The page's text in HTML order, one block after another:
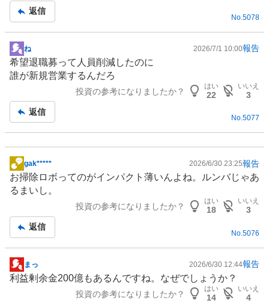
返信
No. 5078
掲
示
板
ね 2026/7/1 10:00報告
希望退職募って人員削減したのに
誰が新規営業するんだろ
投資の参考になりましたか？
はい
22
いいえ
3
返信
No.5077
掲
示
板
gak***** 2026/6/30 23:25報告
お掃除ロボってのがインパクト薄いんよね。ルンバじゃあ
るまいし。
投資の参考になりましたか？
はい
18
いいえ
3
返信
No. 5076
掲
示
まっ 2026/6/30 12:44報告
利益剰余金200億もあるんですね。なぜでしょうか？
投資の参考になりましたか？
はい
14
いいえ
4